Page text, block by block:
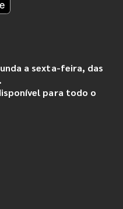
a sexta-feira, das
para todo o